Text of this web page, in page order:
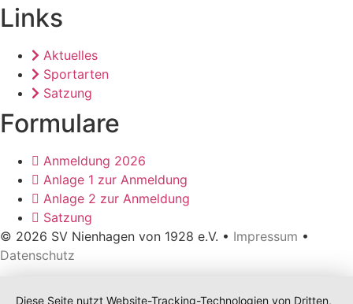
Links
Aktuelles
Sportarten
Satzung
Formulare
Anmeldung 2026
Anlage 1 zur Anmeldung
Anlage 2 zur Anmeldung
Satzung
© 2026 SV Nienhagen von 1928 e.V. • Impressum •
Datenschutz
Diese Seite nutzt Website-Tracking-Technologien von Dritten,